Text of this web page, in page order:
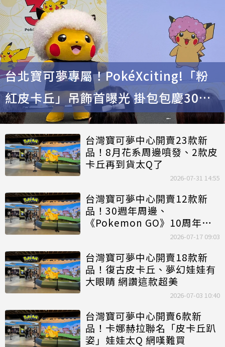
台北寶可夢專屬！PokéXciting!「粉
紅皮卡丘」吊飾首曝光 掛包包慶30週
年
台灣寶可夢中心開賣23款新
品！8月花系周邊噴發、2款皮
卡丘再到貨太Q了
2026-07-31 14:55
台灣寶可夢中心開賣12款新
品！30週年周邊、
《Pokemon GO》10周年皮
2026-07-17 09:03
台灣寶可夢中心開賣18款新
品！復古皮卡丘、夢幻娃娃有
大眼睛 網讚這款超美
2026-07-03 10:40
台灣寶可夢中心開賣6款新
品！卡娜赫拉聯名「皮卡丘趴
姿」娃娃太Q 網嘆難買